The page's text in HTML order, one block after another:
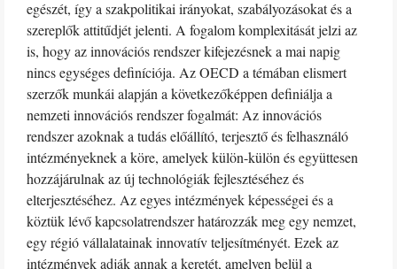
egészét, így a szakpolitikai irányokat, szabályozásokat és a
szereplők attitűdjét jelenti. A fogalom komplexitását jelzi az
is, hogy az innovációs rendszer kifejezésnek a mai napig
nincs egységes definíciója. Az OECD a témában elismert
szerzők munkái alapján a következőképpen definiálja a
nemzeti innovációs rendszer fogalmát: Az innovációs
rendszer azoknak a tudás előállító, terjesztő és felhasználó
intézményeknek a köre, amelyek külön-külön és együttesen
hozzájárulnak az új technológiák fejlesztéséhez és
elterjesztéséhez. Az egyes intézmények képességei és a
köztük lévő kapcsolatrendszer határozzák meg egy nemzet,
egy régió vállalatainak innovatív teljesítményét. Ezek az
intézmények adják annak a keretét, amelyen belül a